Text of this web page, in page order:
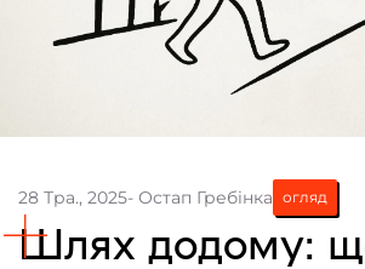
Контакти
Співпраця
28 Тра., 2025- Остап Гребінка огляд
Шлях додому: